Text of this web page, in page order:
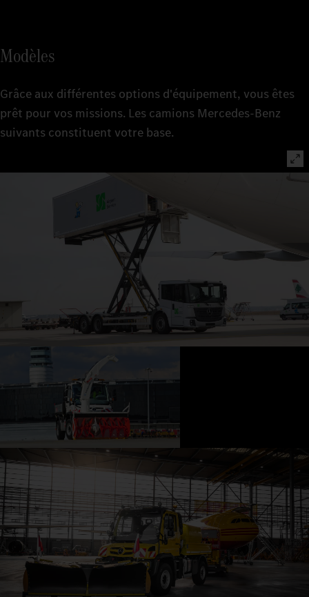
Modèles
Grâce aux différentes options d'équipement, vous êtes
prêt pour vos missions. Les camions Mercedes-Benz
suivants constituent votre base.